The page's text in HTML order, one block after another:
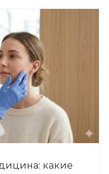
какие